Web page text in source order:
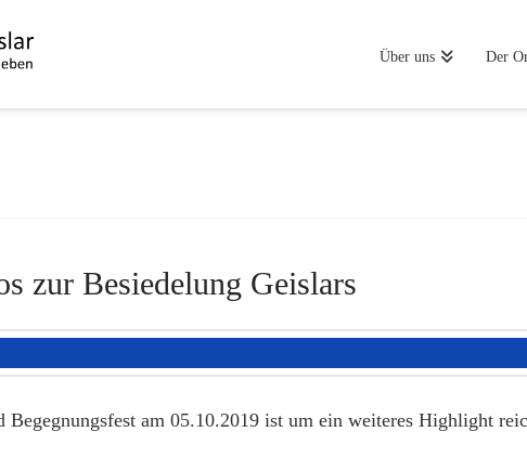
Über uns Der
zur Besiedelung Geislars
am 05.10.2019 ist um ein weiteres Highlight